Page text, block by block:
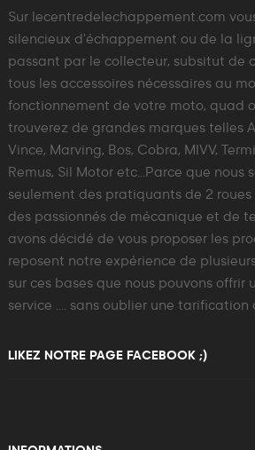
Sur lecentredelechappement.com
silencieux d'échappement ou de la
passant par le collecteur, subsitut de
tous les accessoires nécessaires au
fonctionnement de votre moto, quad
trouverez de grandes marques telles
Vince, Marving, Bos, Cobra, MIVV,
Remus, Sil Motor etc...Parce que nous
seulement des pratiquants de 2 roues
des passionnés de mécanique et de
avons décidé de vous proposer les
reposent notre expérience de
sur ces bases que nous pouvons offrir
service .... sans oublier une tarification
LIKEZ NOTRE PAGE FACEBOOK ;)